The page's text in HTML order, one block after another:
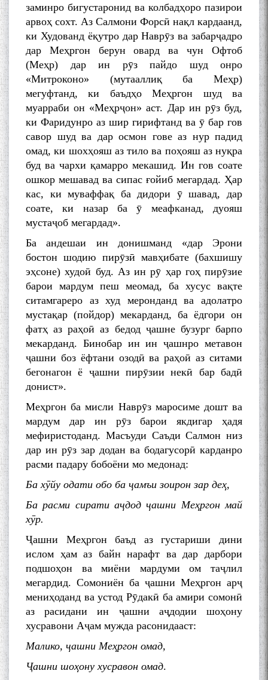
заминро бигустаронид ва колбадҳоро пазирои
арвоҳ сохт. Аз Салмони Форсӣ нақл кардаанд,
ки Худованд ёқутро дар Наврӯз ва забарҷадро
дар Меҳргон берун овард ва чун Офтоб
(Меҳр) дар ин рӯз пайдо шуд онро
«Митроконо» (мутааллиқ ба Меҳр)
мегуфтанд, ки баъдҳо Меҳргон шуд ва
муарраби он «Меҳрҷон» аст. Дар ин рӯз буд,
ки Фаридунро аз шир гирифтанд ва ӯ бар гов
савор шуд ва дар осмон гове аз нур падид
омад, ки шохҳояш аз тило ва поҳояш аз нуқра
буд ва чархи қамарро мекашид. Ин гов соате
ошкор мешавад ва сипас ғойиб мегардад. Ҳар
кас, ки муваффақ ба дидори ӯ шавад, дар
соате, ки назар ба ӯ меафканад, дуояш
мустаҷоб мегардад».
Ба андешаи ин донишманд «дар Эрони
бостон шодию пирӯзӣ мавҳибате (бахшишу
эҳсоне) худоӣ буд. Аз ин рӯ ҳар гоҳ пирӯзие
барои мардум пеш меомад, ба хусус вақте
ситамгареро аз худ меронданд ва адолатро
мустақар (пойдор) мекарданд, ба ёдгори он
фатҳ аз раҳоӣ аз бедод ҷашне бузург барпо
мекарданд. Бинобар ин ин ҷашнро метавон
ҷашни боз ёфтани озодӣ ва раҳоӣ аз ситами
бегонагон ё ҷашни пирӯзии некӣ бар бадӣ
донист».
Меҳргон ба мисли Наврӯз маросиме дошт ва
мардум дар ин рӯз барои якдигар ҳадя
мефиристоданд. Масъуди Саъди Салмон низ
дар ин рӯз зар додан ва бодагусорӣ карданро
расми падару бобоёни мо медонад:
Ба хӯйу одати обо ба ҷамъи зоирон зар деҳ,
Ба расми сирати аҷдод ҷашни Меҳргон май
хӯр.
Ҷашни Меҳргон баъд аз густариши дини
ислом ҳам аз байн нарафт ва дар дарбори
подшоҳон ва миёни мардуми ом таҷлил
мегардид. Сомониён ба ҷашни Меҳргон арҷ
мениҳоданд ва устод Рӯдакӣ ба амири сомонӣ
аз расидани ин ҷашни аҷдодии шоҳону
хусравони Аҷам мужда расонидааст:
Малико, ҷашни Меҳргон омад,
Ҷашни шоҳону хусравон омад.